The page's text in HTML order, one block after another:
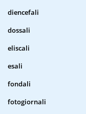
diencefali
dossali
eliscali
esali
fondali
fotogiornali